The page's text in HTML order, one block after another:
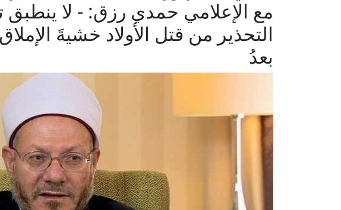
مع الإعلامي حمدي رزق: - لا
التحذير من قتل الأولاد خشيةَ الإملاق
بعدُ